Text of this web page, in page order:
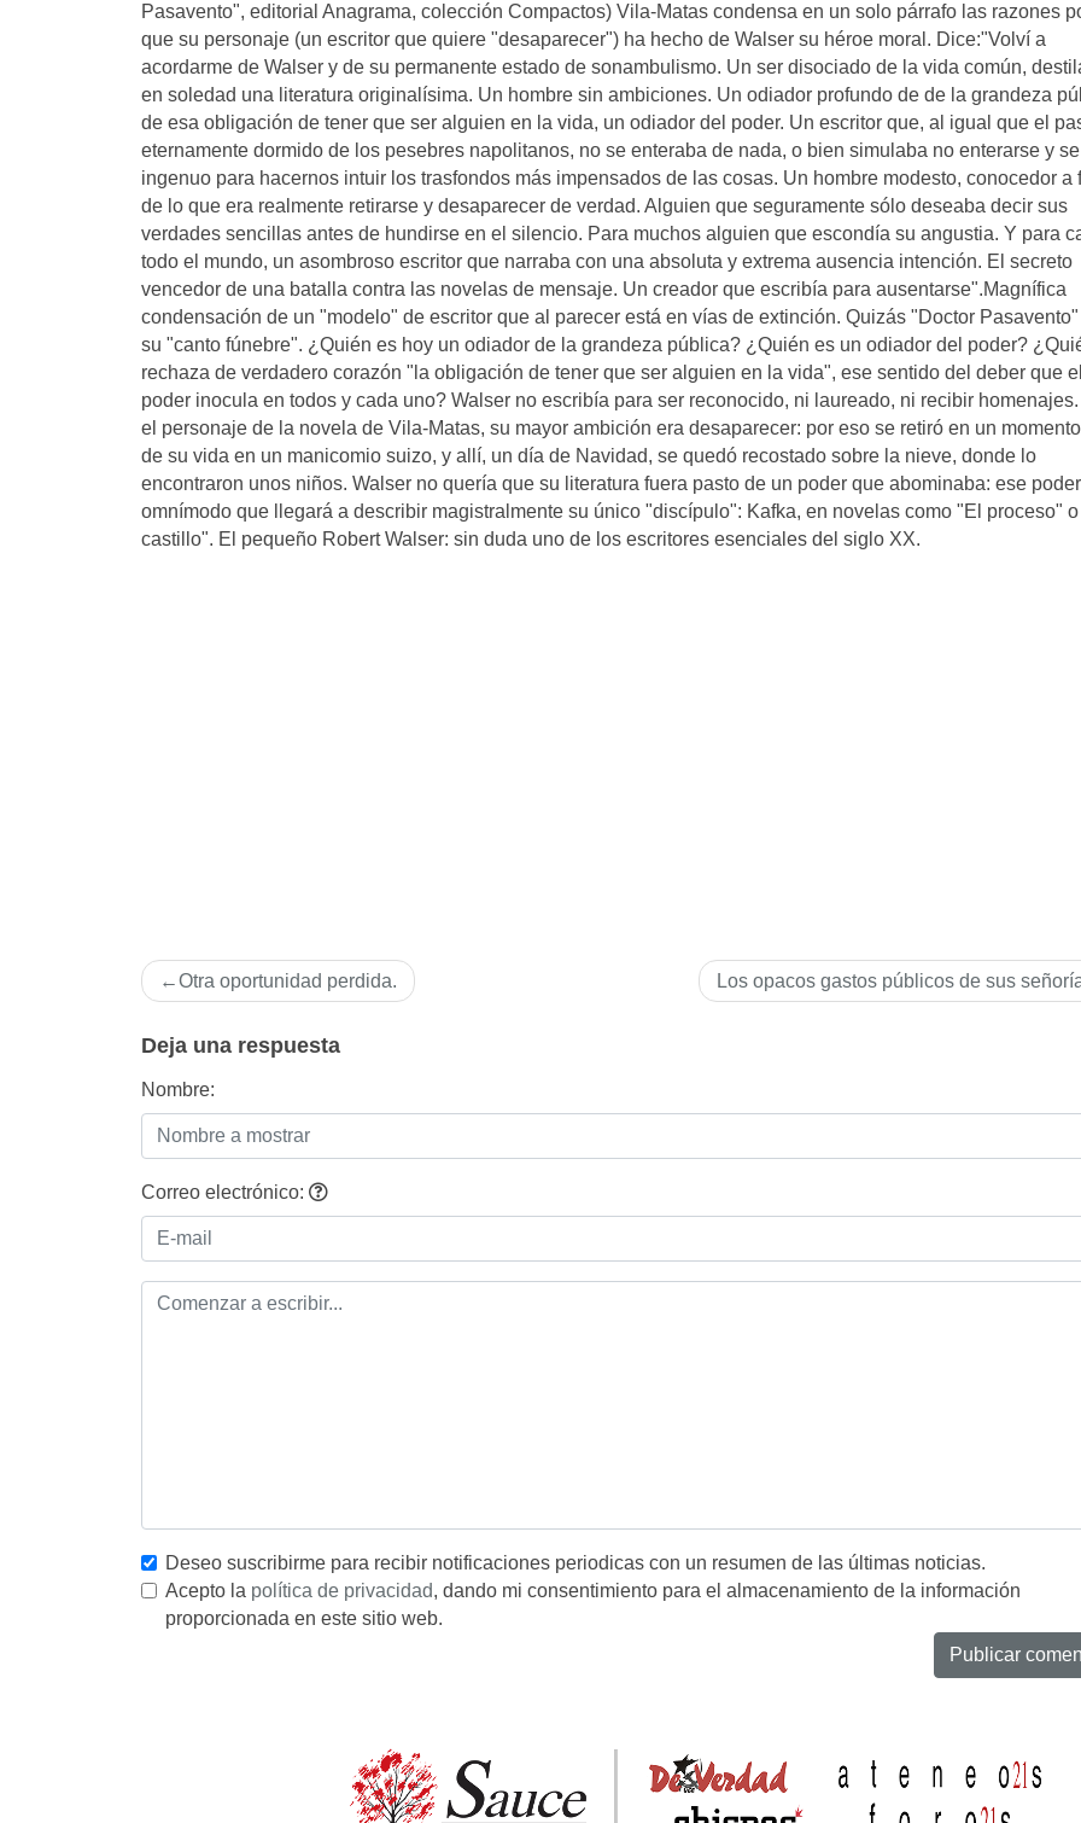
Pasavento", editorial Anagrama, colección Compactos) Vila-Matas condensa en un solo párrafo las razones
que su personaje (un escritor que quiere "desaparecer") ha hecho de Walser su héroe moral. Dice:"Volví a
acordarme de Walser y de su permanente estado de sonambulismo. Un ser disociado de la vida común,
en soledad una literatura originalísima. Un hombre sin ambiciones. Un odiador profundo de de la grandeza
de esa obligación de tener que ser alguien en la vida, un odiador del poder. Un escritor que, al igual que el
eternamente dormido de los pesebres napolitanos, no se enteraba de nada, o bien simulaba no enterarse y
ingenuo para hacernos intuir los trasfondos más impensados de las cosas. Un hombre modesto, conocedor a
de lo que era realmente retirarse y desaparecer de verdad. Alguien que seguramente sólo deseaba decir sus
verdades sencillas antes de hundirse en el silencio. Para muchos alguien que escondía su angustia. Y para
todo el mundo, un asombroso escritor que narraba con una absoluta y extrema ausencia intención. El secreto
vencedor de una batalla contra las novelas de mensaje. Un creador que escribía para ausentarse".Magnífica
condensación de un "modelo" de escritor que al parecer está en vías de extinción. Quizás "Doctor
su "canto fúnebre". ¿Quién es hoy un odiador de la grandeza pública? ¿Quién es un odiador del poder?
rechaza de verdadero corazón "la obligación de tener que ser alguien en la vida", ese sentido del deber que
poder inocula en todos y cada uno? Walser no escribía para ser reconocido, ni laureado, ni recibir
el personaje de la novela de Vila-Matas, su mayor ambición era desaparecer: por eso se retiró en un
de su vida en un manicomio suizo, y allí, un día de Navidad, se quedó recostado sobre la nieve, donde lo
encontraron unos niños. Walser no quería que su literatura fuera pasto de un poder que abominaba: ese poder
omnímodo que llegará a describir magistralmente su único "discípulo": Kafka, en novelas como "El proceso"
castillo". El pequeño Robert Walser: sin duda uno de los escritores esenciales del siglo XX.
Navegación
de
entradas
Otra oportunidad perdida. Los opacos gastos públicos de sus
Deja una respuesta
Nombre:
Correo electrónico:
Deseo suscribirme para recibir notificaciones periodicas con un resumen de las últimas noticias.
Acepto la política de privacidad, dando mi consentimiento para el almacenamiento de la información
proporcionada en este sitio web.